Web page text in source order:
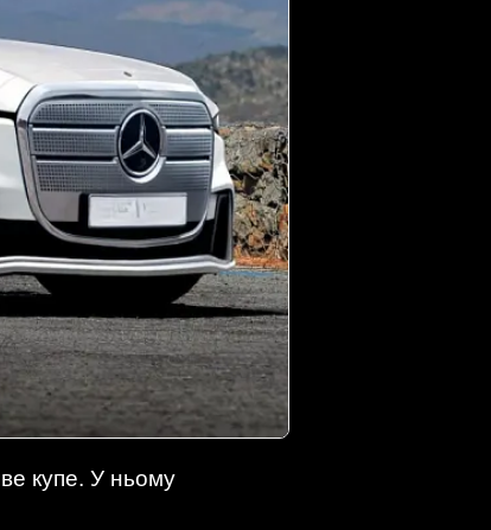
купе. У ньому